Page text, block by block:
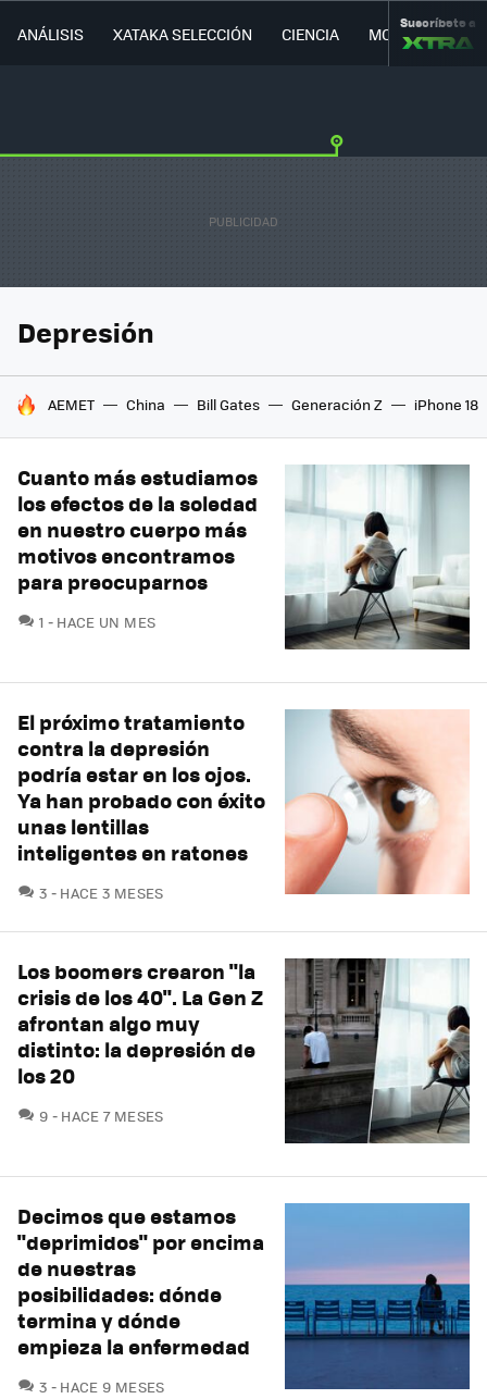
ANÁLISIS XATAKA SELECCIÓN CIENCIA MOVILIDAD
Suscríbete a
Depresión
HOY SE HABLA DE
AEMET China Bill Gates Generación Z iPhone 18
Cuanto más estudiamos
los efectos de la soledad
en nuestro cuerpo más
motivos encontramos
para preocuparnos
1 COMENTARIOS
HACE UN MES
El próximo tratamiento
contra la depresión
podría estar en los ojos.
Ya han probado con éxito
unas lentillas
inteligentes en ratones
3 COMENTARIOS
HACE 3 MESES
Los boomers crearon "la
crisis de los 40". La Gen Z
afrontan algo muy
distinto: la depresión de
los 20
9 COMENTARIOS
HACE 7 MESES
Decimos que estamos
"deprimidos" por encima
de nuestras
posibilidades: dónde
termina y dónde
empieza la enfermedad
3 COMENTARIOS
HACE 9 MESES